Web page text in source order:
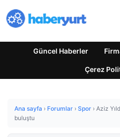
Güncel Haberler
Çerez
Ana sayfa › Forumlar › Spor › Aziz
buluştu